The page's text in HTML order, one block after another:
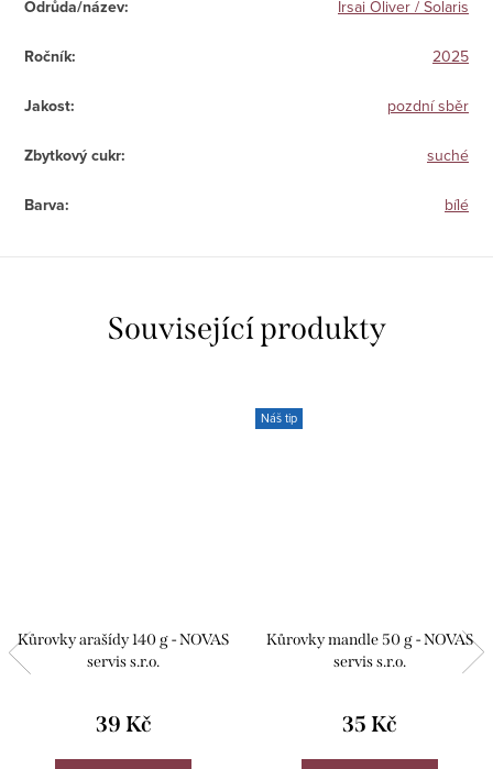
Odrůda/název: Irsai Oliver / Solaris
Ročník: 2025
Jakost: pozdní sběr
Zbytkový cukr: suché
Barva: bílé
Související produkty
Kůrovky arašídy 140 g - NOVAS
servis s.r.o.
39 Kč
Náš tip
Kůrovky mandle 50 g - NOVAS
servis s.r.o.
35 Kč